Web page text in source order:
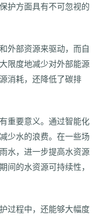
护方面具有不可忽视的
外部资源来驱动，而自
限度地减少对外部能源
消耗，还降低了碳排
重要意义。通过智能化
少水的浪费。在一些场
水，进一步提高水资源
间的水资源可持续性，
过程中，还能够大幅度